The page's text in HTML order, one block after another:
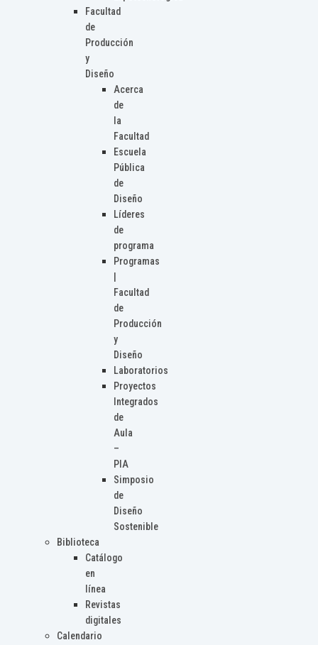
Facultad
de
Producción
y
Diseño
Acerca
de
la
Facultad
Escuela
Pública
de
Diseño
Líderes
de
programa
Programas
Facultad
de
Producción
y
Diseño
Laboratorios
Proyectos
Integrados
de
Aula
–
PIA
Simposio
de
Diseño
Sostenible
Biblioteca
Catálogo
en
línea
Revistas
digitales
Calendario